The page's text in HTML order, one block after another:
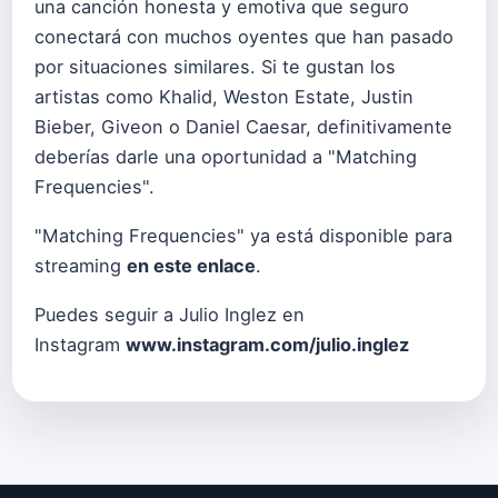
una canción honesta y emotiva que seguro
conectará con muchos oyentes que han pasado
por situaciones similares. Si te gustan los
artistas como Khalid, Weston Estate, Justin
Bieber, Giveon o Daniel Caesar, definitivamente
deberías darle una oportunidad a "Matching
Frequencies".
"Matching Frequencies" ya está disponible para
streaming en este enlace.
Puedes seguir a Julio Inglez en
Instagram www.instagram.com/julio.inglez